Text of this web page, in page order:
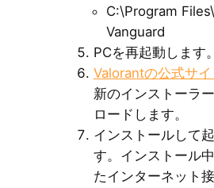
C:\Program
Vanguard
PCを再起動します。
Valorantの公式サイ
新のインストーラ
ロードします。
インストールして
す。インストール
たインターネット